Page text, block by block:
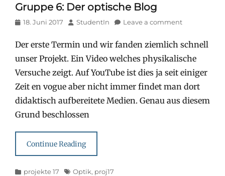
Gruppe 6: Der optische Blog
Posted
18. Juni 2017 Author
StudentIn Leave a comment
Der erste Termin und wir fanden ziemlich schnell
unser Projekt. Ein Video welches physikalische
Versuche zeigt. Auf YouTube ist dies ja seit einiger
Zeit en vogue aber nicht immer findet man dort
didaktisch aufbereitete Medien. Genau aus diesem
Grund beschlossen
Continue Reading
Categories
projekte 17 TagsOptik, proj17